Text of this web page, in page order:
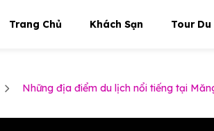
Trang Chủ Khách Sạn Tour Du
Những địa điểm du lịch nổi tiếng tại